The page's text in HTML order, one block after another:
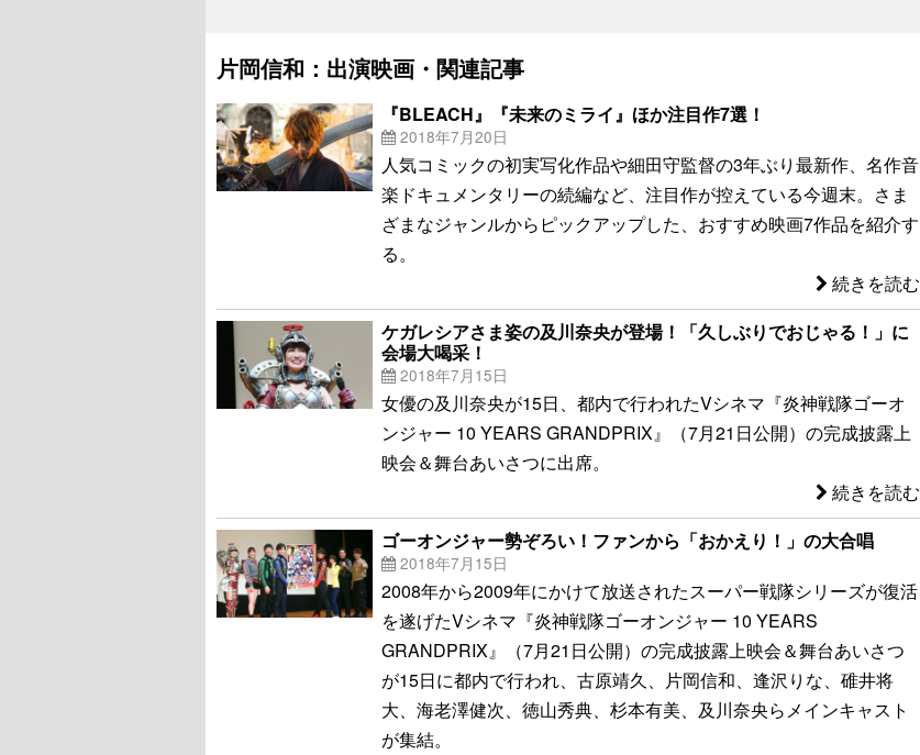
片岡信和：出演映画・関連記事
『BLEACH』『未来のミライ』ほか注目作7選！
2018年7月20日
人気コミックの初実写化作品や細田守監督の3年ぶり最新作、名作音
楽ドキュメンタリーの続編など、注目作が控えている今週末。さま
ざまなジャンルからピックアップした、おすすめ映画7作品を紹介す
る。
続きを読む
ケガレシアさま姿の及川奈央が登場！「久しぶりでおじゃる！」に
会場大喝采！
2018年7月15日
女優の及川奈央が15日、都内で行われたVシネマ『炎神戦隊ゴーオ
ンジャー 10 YEARS GRANDPRIX』（7月21日公開）の完成披露上
映会＆舞台あいさつに出席。
続きを読む
ゴーオンジャー勢ぞろい！ファンから「おかえり！」の大合唱
2018年7月15日
2008年から2009年にかけて放送されたスーパー戦隊シリーズが復活
を遂げたVシネマ『炎神戦隊ゴーオンジャー 10 YEARS
GRANDPRIX』（7月21日公開）の完成披露上映会＆舞台あいさつ
が15日に都内で行われ、古原靖久、片岡信和、逢沢りな、碓井将
大、海老澤健次、徳山秀典、杉本有美、及川奈央らメインキャスト
が集結。